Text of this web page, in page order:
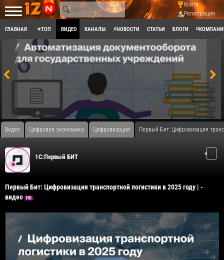
Войти
Регистрация
ГЛАВНАЯ ⭐ТОП ВИДЕО КАНАЛЫ ⚡НОВОСТИ СТАТЬИ БЛОГИ
Видео Цифровая экономика Цифровизация Первый Бит: Цифровизация
1С:Первый БИТ 1
Первый Бит: Цифровизация транспортной логистики в 2025 году | -
видео
HD